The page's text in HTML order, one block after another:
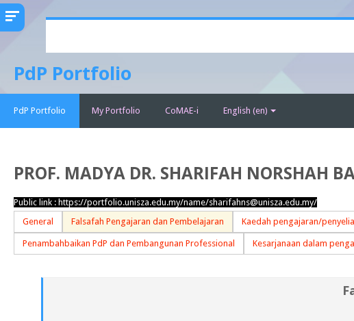
contentPdP Portfolio
PdP Portfolio My Portfolio CoMAE-i English ‎(en)‎
PROF. MADYA DR. SHARIFAH NORSHAH
Public link : https://portfolio.unisza.edu.my/name/sharifahns@unisza.edu.my/
General
Falsafah Pengajaran dan Pembelajaran Kaedah pengajaran/
Penambahbaikan PdP dan Pembangunan Professional Kesarjanaan dalam